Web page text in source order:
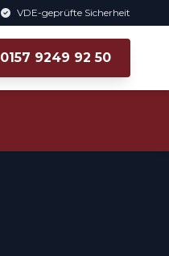
VDE-geprüfte Sicherheit
0157 9249 92 50